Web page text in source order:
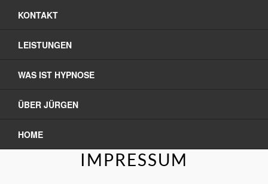
KONTAKT
LEISTUNGEN
WAS IST HYPNOSE
ÜBER JÜRGEN
HOME
IMPRESSUM